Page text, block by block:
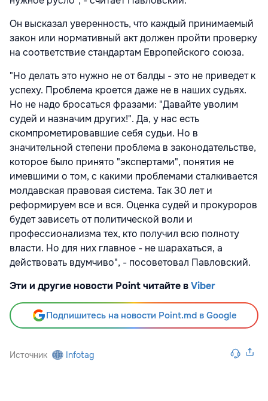
Он высказал уверенность, что каждый принимаемый
закон или нормативный акт должен пройти проверку
на соответствие стандартам Европейского союза.
"Но делать это нужно не от балды - это не приведет к
успеху. Проблема кроется даже не в наших судьях.
Но не надо бросаться фразами: "Давайте уволим
судей и назначим других!". Да, у нас есть
скомпрометировавшие себя судьи. Но в
значительной степени проблема в законодательстве,
которое было принято "экспертами", понятия не
имевшими о том, с какими проблемами сталкивается
молдавская правовая система. Так 30 лет и
реформируем все и вся. Оценка судей и прокуроров
будет зависеть от политической воли и
профессионализма тех, кто получил всю полноту
власти. Но для них главное - не шарахаться, а
действовать вдумчиво", - посоветовал Павловский.
Эти и другие новости Point читайте вViber
Подпишитесь на новости Point.md в Google
Источник Infotag